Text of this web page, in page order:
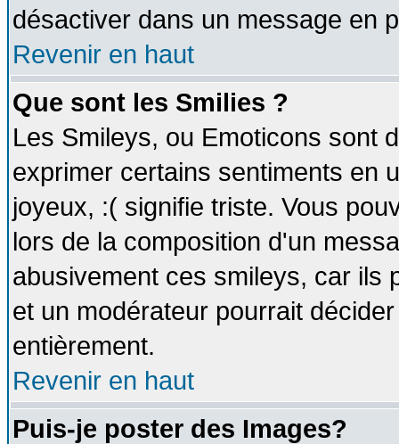
désactiver dans un message en
Revenir en haut
Que sont les Smilies ?
Les Smileys, ou Emoticons sont
exprimer certains sentiments en
joyeux, :( signifie triste. Vous
lors de la composition d'un
abusivement ces smileys, car ils
et un modérateur pourrait
entièrement.
Revenir en haut
Puis-je poster des Images?